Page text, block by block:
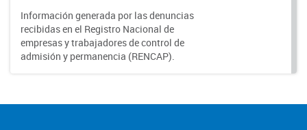
Información generada por las denuncias
recibidas en el Registro Nacional de
empresas y trabajadores de control de
admisión y permanencia (RENCAP).